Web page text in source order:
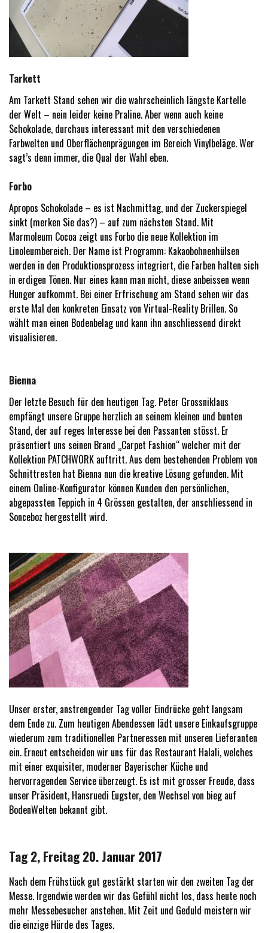
Tarkett
Am Tarkett Stand sehen wir die wahrscheinlich längste Kartelle
der Welt – nein leider keine Praline. Aber wenn auch keine
Schokolade, durchaus interessant mit den verschiedenen
Farbwelten und Oberflächenprägungen im Bereich Vinylbeläge. Wer
sagt’s denn immer, die Qual der Wahl eben.
Forbo
Apropos Schokolade – es ist Nachmittag, und der Zuckerspiegel
sinkt (merken Sie das?) – auf zum nächsten Stand. Mit
Marmoleum Cocoa zeigt uns Forbo die neue Kollektion im
Linoleumbereich. Der Name ist Programm: Kakaobohnenhülsen
werden in den Produktionsprozess integriert, die Farben halten sich
in erdigen Tönen. Nur eines kann man nicht, diese anbeissen wenn
Hunger aufkommt. Bei einer Erfrischung am Stand sehen wir das
erste Mal den konkreten Einsatz von Virtual-Reality Brillen. So
wählt man einen Bodenbelag und kann ihn anschliessend direkt
visualisieren.
Bienna
Der letzte Besuch für den heutigen Tag. Peter Grossniklaus
empfängt unsere Gruppe herzlich an seinem kleinen und bunten
Stand, der auf reges Interesse bei den Passanten stösst. Er
präsentiert uns seinen Brand „Carpet Fashion“ welcher mit der
Kollektion PATCHWORK auftritt. Aus dem bestehenden Problem von
Schnittresten hat Bienna nun die kreative Lösung gefunden. Mit
einem Online-Konfigurator können Kunden den persönlichen,
abgepassten Teppich in 4 Grössen gestalten, der anschliessend in
Sonceboz hergestellt wird.
Unser erster, anstrengender Tag voller Eindrücke geht langsam
dem Ende zu. Zum heutigen Abendessen lädt unsere Einkaufsgruppe
wiederum zum traditionellen Partneressen mit unseren Lieferanten
ein. Erneut entscheiden wir uns für das Restaurant Halali, welches
mit einer exquisiter, moderner Bayerischer Küche und
hervorragenden Service überzeugt. Es ist mit grosser Freude, dass
unser Präsident, Hansruedi Eugster, den Wechsel von bieg auf
BodenWelten bekannt gibt.
Tag 2, Freitag 20. Januar 2017
Nach dem Frühstück gut gestärkt starten wir den zweiten Tag der
Messe. Irgendwie werden wir das Gefühl nicht los, dass heute noch
mehr Messebesucher anstehen. Mit Zeit und Geduld meistern wir
die einzige Hürde des Tages.